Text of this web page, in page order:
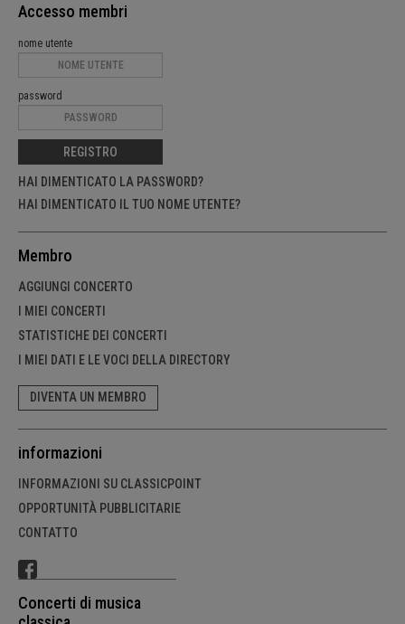
Accesso membri
nome utente
password
REGISTRO
HAI DIMENTICATO LA PASSWORD?
HAI DIMENTICATO IL TUO NOME UTENTE?
Membro
AGGIUNGI CONCERTO
I MIEI CONCERTI
STATISTICHE DEI CONCERTI
I MIEI DATI E LE VOCI DELLA DIRECTORY
DIVENTA UN MEMBRO
informazioni
INFORMAZIONI SU CLASSICPOINT
OPPORTUNITÀ PUBBLICITARIE
CONTATTO
Concerti di musica